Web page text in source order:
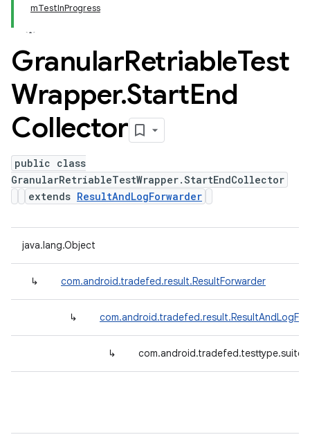
mTestInProgress
GranularRetriableTest
Wrapper.StartEnd
Collector
public class
GranularRetriableTestWrapper.StartEndCollector
extends ResultAndLogForwarder
java.lang.Object
↳ com.android.tradefed.result.ResultForwarder
↳
↳